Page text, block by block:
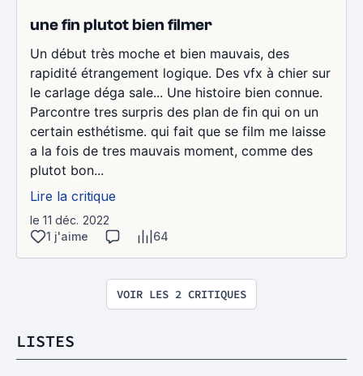
une fin plutot bien filmer
Un début très moche et bien mauvais, des
rapidité étrangement logique. Des vfx à chier sur
le carlage déga sale... Une histoire bien connue.
Parcontre tres surpris des plan de fin qui on un
certain esthétisme. qui fait que se film me laisse
a la fois de tres mauvais moment, comme des
plutot bon...
Lire la critique
le 11 déc. 2022
1 j'aime
64
VOIR LES 2 CRITIQUES
LISTES